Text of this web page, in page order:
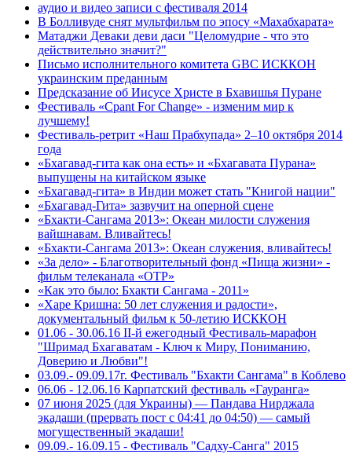
аудио и видео записи с фестиваля 2014
В Болливуде снят мультфильм по эпосу «Махабхарата»
Матаджи Деваки деви даси "Целомудрие - что это
действительно значит?"
Письмо исполнительного комитета GBC ИСККОН
украинским преданным
Предсказание об Иисусе Христе в Бхавишья Пуране
Фестиваль «Сраnt For Change» - изменим мир к
лучшему!
Фестиваль-ретрит «Наш Прабхупада» 2–10 октября 2014
года
«Бхагавад-гита как она есть» и «Бхагавата Пурана»
выпущены на китайском языке
«Бхагавад-гита» в Индии может стать "Книгой нации"
«Бхагавад-Гита» зазвучит на оперной сцене
«Бхакти-Сангама 2013»: Океан милости служения
вайшнавам. Вливайтесь!
«Бхакти-Сангама 2013»: Океан служения, вливайтесь!
«За дело» - Благотворительный фонд «Пища жизни» -
фильм телеканала «ОТР»
«Как это было: Бхакти Сангама - 2011»
«Харе Кришна: 50 лет служения и радости»,
документальный фильм к 50-летию ИСККОН
01.06 - 30.06.16 II-й ежегодный Фестиваль-марафон
"Шримад Бхагаватам - Ключ к Миру, Пониманию,
Доверию и Любви"!
03.09.- 09.09.17г. Фестиваль "Бхакти Сангама" в Коблево
06.06 - 12.06.16 Карпатский фестиваль «Гауранга»
07 июня 2025 (для Украины) — Пандава Нирджала
экадаши (прервать пост с 04:41 до 04:50) — самый
могущественный экадаши!
09.09.- 16.09.15 - Фестиваль "Садху-Санга" 2015